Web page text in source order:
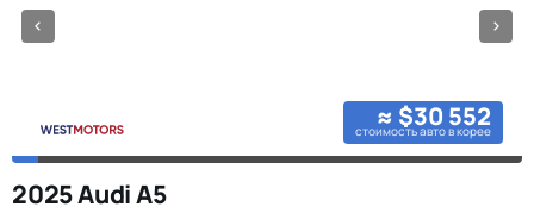
≈ $30 552
стоимость авто в корее
2025 Audi A5